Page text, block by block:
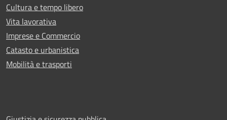
Cultura e tempo libero
Vita lavorativa
Imprese e Commercio
Catasto e urbanistica
Mobilità e trasporti